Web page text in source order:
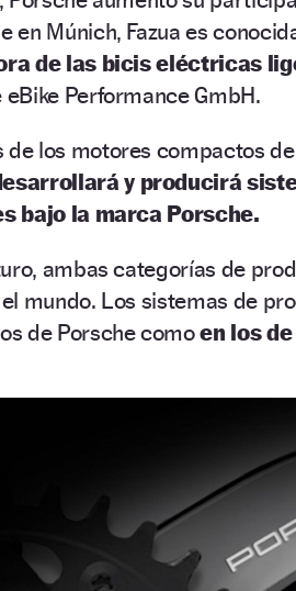
en Múnich, Fazua es
de las bicis eléctricas
eBike Performance GmbH.
de los motores compactos de
y producirá
bajo la marca Porsche.
ambas categorías de
mundo. Los sistemas de
de Porsche comoen los